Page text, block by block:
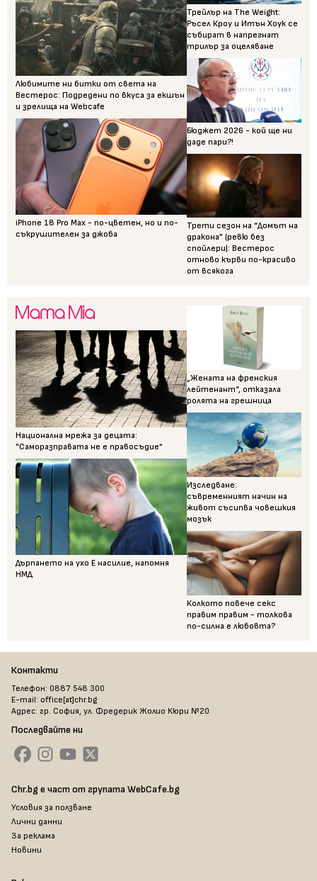
Любимите ни битки от света на
Вестерос: Подредени по вкуса за екшън
и зрелища на Webcafe
iPhone 18 Pro Max - по-цветен, но и по-
съкрушителен за джоба
Трейлър на The Weight:
Ръсел Кроу и Итън Хоук се
събират в напрегнат
трилър за оцеляване
Бюджет 2026 - кой ще ни
даде пари?!
Трети сезон на “Домът на
дракона” (ревю без
спойлери): Вестерос
отново кърви по-красиво
от всякога
Национална мрежа за децата:
"Саморазправата не е правосъдие"
Дърпането на ухо Е насилие, напомня
НМД
„Жената на френския
лейтенант“, отказала
ролята на грешница
Изследване:
съвременният начин на
живот съсипва човешкия
мозък
Колкото повече секс
правим правим - толкова
по-силна е любовта?
Контакти
Телефон: 0887 548 300
E-mail: office[at]chr.bg
Адрес: гр. София, ул. Фредерик Жолио Кюри №20
Последвайте ни
Chr.bg е част от групата WebCafe.bg
Условия за ползване
Лични данни
За реклама
Новини